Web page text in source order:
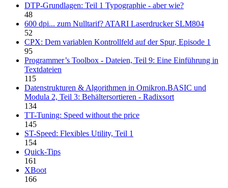
DTP-Grundlagen: Teil 1 Typographie - aber wie?
48
600 dpi... zum Nulltarif? ATARI Laserdrucker SLM804
52
CPX: Dem variablen Kontrollfeld auf der Spur, Episode 1
95
Programmer’s Toolbox - Dateien, Teil 9: Eine Einführung in
Textdateien
115
Datenstrukturen & Algorithmen in Omikron.BASIC und
Modula 2, Teil 3: Behältersortieren - Radixsort
134
TT-Tuning: Speed without the price
145
ST-Speed: Flexibles Utility, Teil 1
154
Quick-Tips
161
XBoot
166